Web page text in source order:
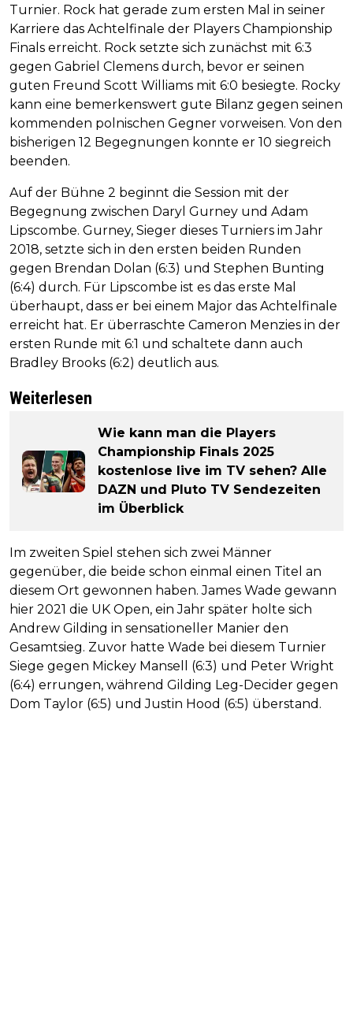
Turnier. Rock hat gerade zum ersten Mal in seiner
Karriere das Achtelfinale der Players Championship
Finals erreicht. Rock setzte sich zunächst mit 6:3
gegen Gabriel Clemens durch, bevor er seinen
guten Freund Scott Williams mit 6:0 besiegte. Rocky
kann eine bemerkenswert gute Bilanz gegen seinen
kommenden polnischen Gegner vorweisen. Von den
bisherigen 12 Begegnungen konnte er 10 siegreich
beenden.
Auf der Bühne 2 beginnt die Session mit der
Begegnung zwischen Daryl Gurney und Adam
Lipscombe. Gurney, Sieger dieses Turniers im Jahr
2018, setzte sich in den ersten beiden Runden
gegen Brendan Dolan (6:3) und Stephen Bunting
(6:4) durch. Für Lipscombe ist es das erste Mal
überhaupt, dass er bei einem Major das Achtelfinale
erreicht hat. Er überraschte Cameron Menzies in der
ersten Runde mit 6:1 und schaltete dann auch
Bradley Brooks (6:2) deutlich aus.
Weiterlesen
Wie kann man die Players
Championship Finals 2025
kostenlose live im TV sehen? Alle
DAZN und Pluto TV Sendezeiten
im Überblick
Im zweiten Spiel stehen sich zwei Männer
gegenüber, die beide schon einmal einen Titel an
diesem Ort gewonnen haben. James Wade gewann
hier 2021 die UK Open, ein Jahr später holte sich
Andrew Gilding in sensationeller Manier den
Gesamtsieg. Zuvor hatte Wade bei diesem Turnier
Siege gegen Mickey Mansell (6:3) und Peter Wright
(6:4) errungen, während Gilding Leg-Decider gegen
Dom Taylor (6:5) und Justin Hood (6:5) überstand.